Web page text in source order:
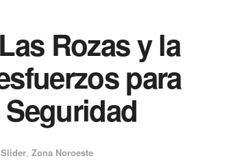
Rozas y la
para
Slider, Zona Noroeste